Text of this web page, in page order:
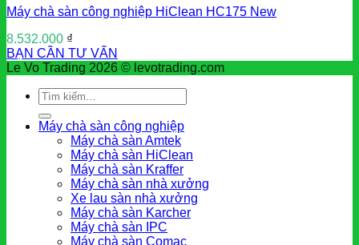
Máy chà sàn công nghiệp HiClean HC175 New
8.532.000 ₫
BẠN CẦN TƯ VẤN
Le Vo Trading 2026 © levotrading.com
Tìm
kiếm:
Máy chà sàn công nghiệp
Máy chà sàn Amtek
Máy chà sàn HiClean
Máy chà sàn Kraffer
Máy chà sàn nhà xưởng
Xe lau sàn nhà xưởng
Máy chà sàn Karcher
Máy chà sàn IPC
Máy chà sàn Comac